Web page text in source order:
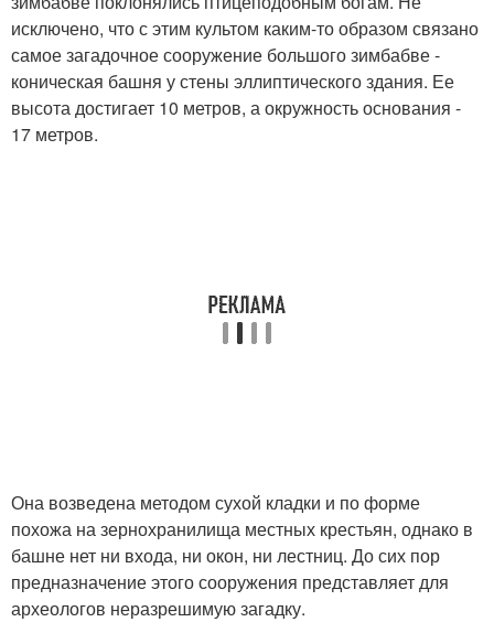
исключено, что с этим культом каким-то образом связано
самое загадочное сооружение большого зимбабве -
коническая башня у стены эллиптического здания. Ее
высота достигает 10 метров, а окружность основания -
17 метров.
Она возведена методом сухой кладки и по форме
похожа на зернохранилища местных крестьян, однако в
башне нет ни входа, ни окон, ни лестниц. До сих пор
предназначение этого сооружения представляет для
археологов неразрешимую загадку.